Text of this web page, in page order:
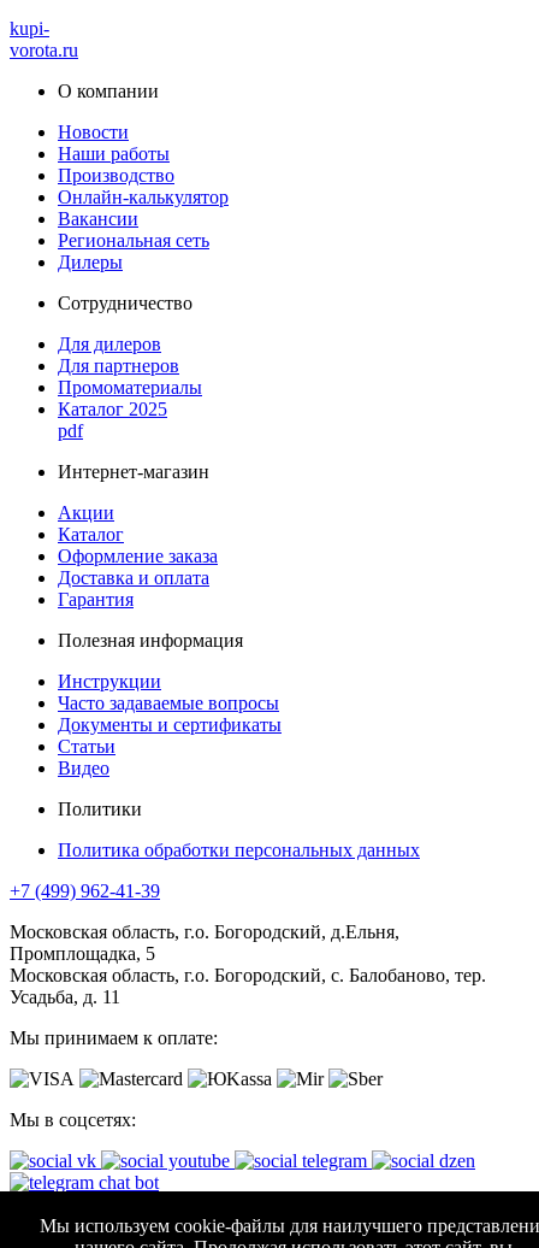
kupi-
vorota.ru
О компании
Новости
Наши работы
Производство
Онлайн-калькулятор
Вакансии
Региональная сеть
Дилеры
Сотрудничество
Для дилеров
Для партнеров
Промоматериалы
Каталог 2025
pdf
Интернет-магазин
Акции
Каталог
Оформление заказа
Доставка и оплата
Гарантия
Полезная информация
Инструкции
Часто задаваемые вопросы
Документы и сертификаты
Статьи
Видео
Политики
Политика обработки персональных данных
+7 (499) 962-41-39
Московская область, г.о. Богородский, д.Ельня,
Промплощадка, 5
Московская область, г.о. Богородский, с. Балобаново, тер.
Усадьба, д. 11
Мы принимаем к оплате:
Мы в соцсетях:
АО "КОМПАНИЯ АВТОМАТИЧЕСКИЕ ВОРОТА"
Мы используем cookie-файлы для наилучшего